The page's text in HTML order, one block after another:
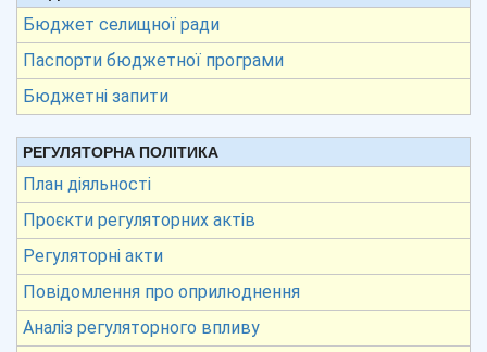
Бюджет селищної ради
Паспорти бюджетної програми
Бюджетні запити
РЕГУЛЯТОРНА ПОЛІТИКА
План діяльності
Проєкти регуляторних актів
Регуляторні акти
Повідомлення про оприлюднення
Аналіз регуляторного впливу